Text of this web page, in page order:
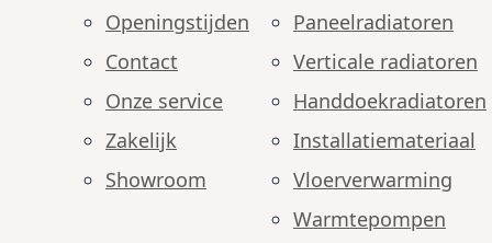
Openingstijden
Contact
Onze service
Zakelijk
Showroom
Paneelradiatoren
Verticale radiatoren
Handdoekradiatoren
Installatiemateriaal
Vloerverwarming
Warmtepompen